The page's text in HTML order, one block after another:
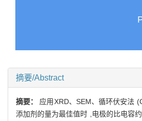
摘要/Abstract
摘要： 应用XRD、SEM、循环伏安法
添加剂的量为最佳值时 ,电极的比电容